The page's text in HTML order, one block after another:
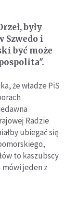
były
Szwedo i
być może
że władze PiS
Radzie
ubiegać się
to kaszubscy
jeden z